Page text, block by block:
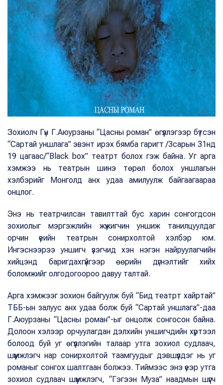
Зохиолч Гүн Г.Аюурзаны “Цасны роман” өгүүллэгээр бүтсэн
“Сартай уншлага” эвэнт ирэх бямба гаригт /3сарын 31нд
19 цагаас/“Black box” театрт болох гэж байна. Уг арга
хэмжээ нь театрын шинэ төрөл болох уншлагын
хэлбэрийг Монголд анх удаа амилуулж байгаагаараа
онцлог.
Энэ нь театрчилсан тавилттай бус харин сонгогдсон
зохиолыг мэргэжлийн жүжигчин уншиж танилцуулдаг
орчин үеийн театрын сонирхолтой хэлбэр юм.
Ингэснээрээ уншигч үзэгчид хэн нэгэн найруулагчийн
хийцэнд баригдахгүйгээр өөрийн дүгнэлтийг хийх
боломжийг олгодогоороо давуу талтай.
Арга хэмжээг зохион байгуулж буй “Бид театрт хайртай”
ТББ-ын залуус анх удаа болж буй “Сартай уншлага”-даа
Г.Аюурзаны “Цасны роман”-ыг онцолж сонгосон байна.
Долоон хэлээр орчуулагдан дэлхийн уншигчдийн хүртээл
болоод буй уг өгүүллэгийн талаар утга зохиол судлаач,
шүүмжлэгч нар сонирхолтой таамгуудыг дэвшүүлдэг нь уг
романыг сонгох шалтгаан болжээ. Тиймээс энэ үеэр утга
зохиол судлаач шүүмжлэгч, “Гэгээн Муза” наадмын шүүгч